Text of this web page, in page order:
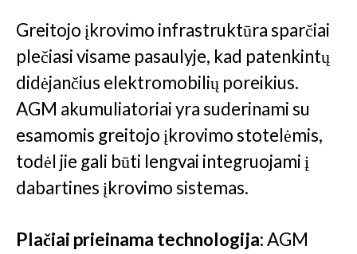
Greitojo įkrovimo infrastruktūra sparčiai
plečiasi visame pasaulyje, kad patenkintų
didėjančius elektromobilių poreikius.
AGM akumuliatoriai yra suderinami su
esamomis greitojo įkrovimo stotelėmis,
todėl jie gali būti lengvai integruojami į
dabartines įkrovimo sistemas.
Plačiai prieinama technologija:AGM